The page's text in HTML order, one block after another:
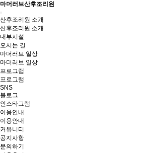
마더러브산후조리원
Toggle
navigation
산후조리원 소개
산후조리원 소개
내부시설
오시는 길
마더러브 일상
마더러브 일상
프로그램
프로그램
SNS
블로그
인스타그램
이용안내
이용안내
커뮤니티
공지사항
문의하기